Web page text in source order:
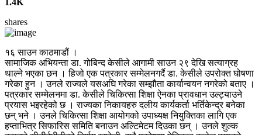
1.4K
shares
१६ साउन काठमाडौं ।
सामाजिक अभियन्ता डा. गोबिन्द केसीले आगामी साउन २९ देखि सत्याग्रह
थाल्ने भएका छन । हिजो एक पत्रकार सम्मेलनगर्दै डा. केसीले उपरोक्त घोषणा
गरेका हुन । उनले राज्यले यसअघि गरेका सम्झौता कार्यान्वयन नगरेको बताए ।
पत्रकार सम्मेलनमा डा. केसीले चिकित्सा शिक्षा ऐनका प्रावधान उल्ट्याउने
प्रयास भइरहेको छ । राज्यका निकायहरु दलीय कार्यकर्ता भर्तिकेन्द्र बनेका
छन् भने । उनले चिकित्सा शिक्षा आयोगको उपाध्यक्ष नियुक्तिका लागि एक
हप्ताभित्र सिफारिस समिति बनाउन अल्टिमेटम दिउका छन् । उनले शुल्क